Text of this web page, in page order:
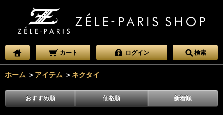
カート ログイン 検索
ホーム ＞ アイテム ＞ネクタイ
おすすめ順 価格順 新着順